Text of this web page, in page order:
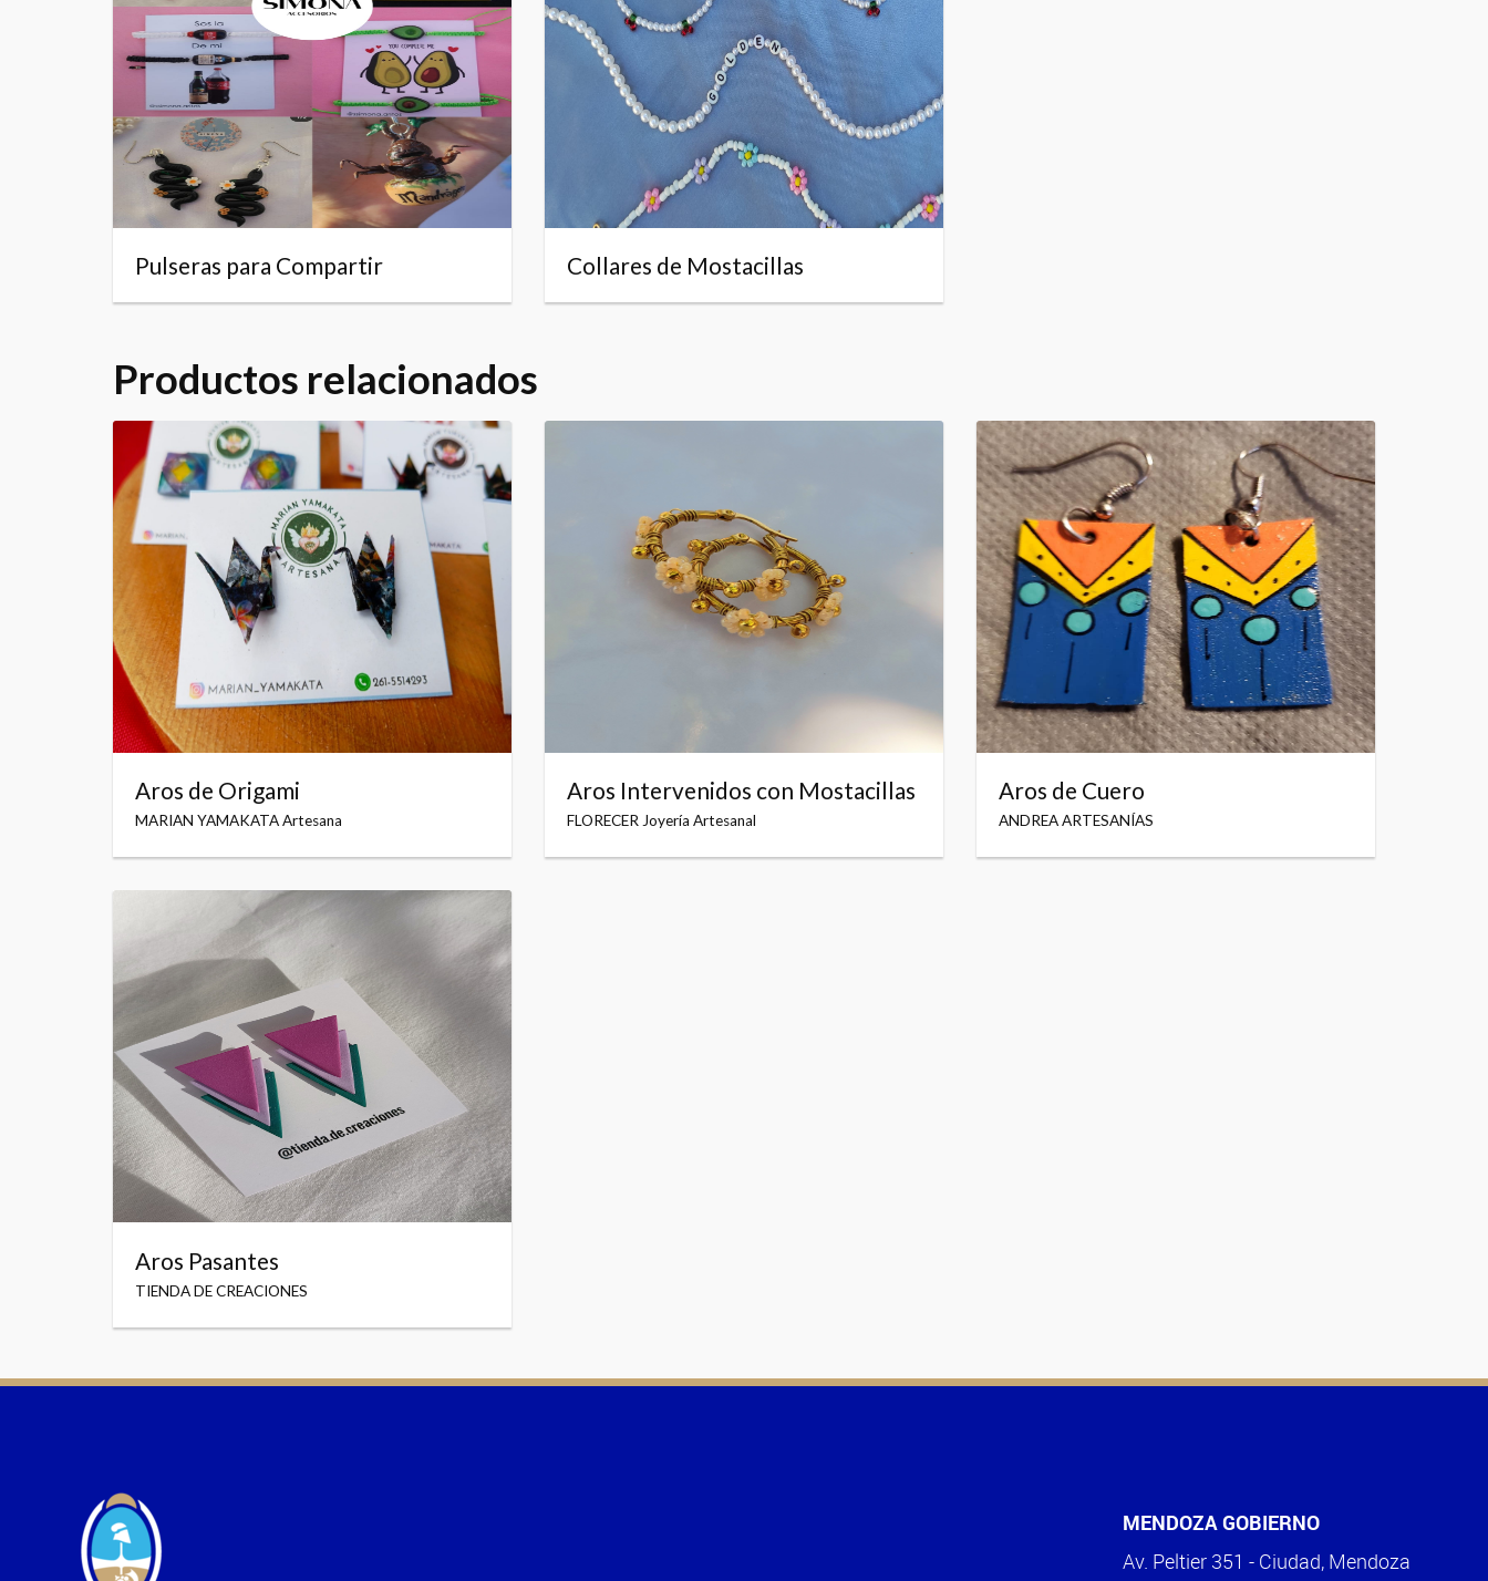
Pulseras para Compartir Collares de Mostacillas
Productos relacionados
Aros de Origami
MARIAN YAMAKATA Artesana
Aros Intervenidos con Mostacillas
FLORECER Joyería Artesanal
Aros de Cuero
ANDREA ARTESANÍAS
Aros Pasantes
TIENDA DE CREACIONES
MENDOZA GOBIERNO
Av. Peltier 351 - Ciudad, Mendoza